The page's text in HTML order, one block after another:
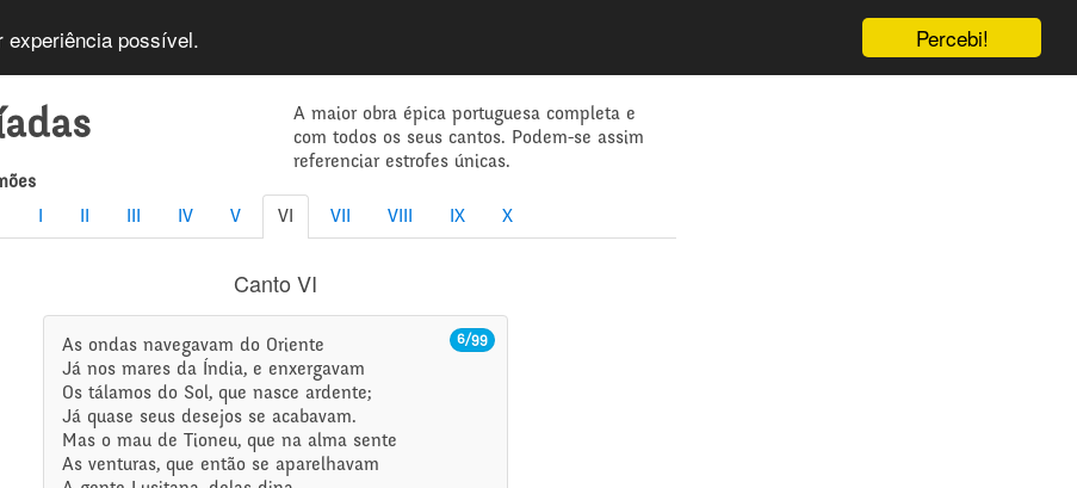
Percebi!
experiência possível.
A maior obra épica portuguesa completa e
com todos os seus cantos. Podem-se assim
referenciar estrofes únicas.
IV V VI VII VIII IX X
Canto VI
6/99
As ondas navegavam do Oriente
Já nos mares da Índia, e enxergavam
Os tálamos do Sol, que nasce ardente;
Já quase seus desejos se acabavam.
Mas o mau de Tioneu, que na alma sente
As venturas, que então se aparelhavam